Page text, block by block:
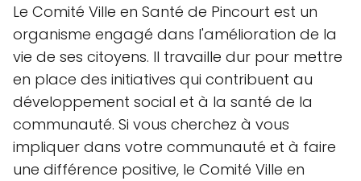
Le Comité Ville en Santé de Pincourt est un
organisme engagé dans l'amélioration de la
vie de ses citoyens. Il travaille dur pour mettre
en place des initiatives qui contribuent au
développement social et à la santé de la
communauté. Si vous cherchez à vous
impliquer dans votre communauté et à faire
une différence positive, le Comité Ville en